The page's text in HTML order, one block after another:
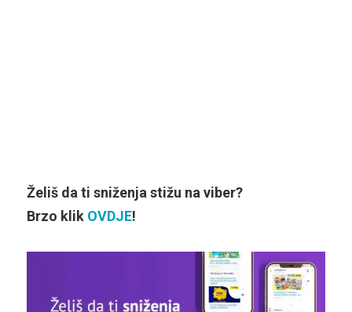
Želiš da ti sniženja stižu na viber?
Brzo klik OVDJE!